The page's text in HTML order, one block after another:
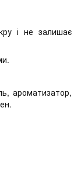
і не залишає
ароматизатор,